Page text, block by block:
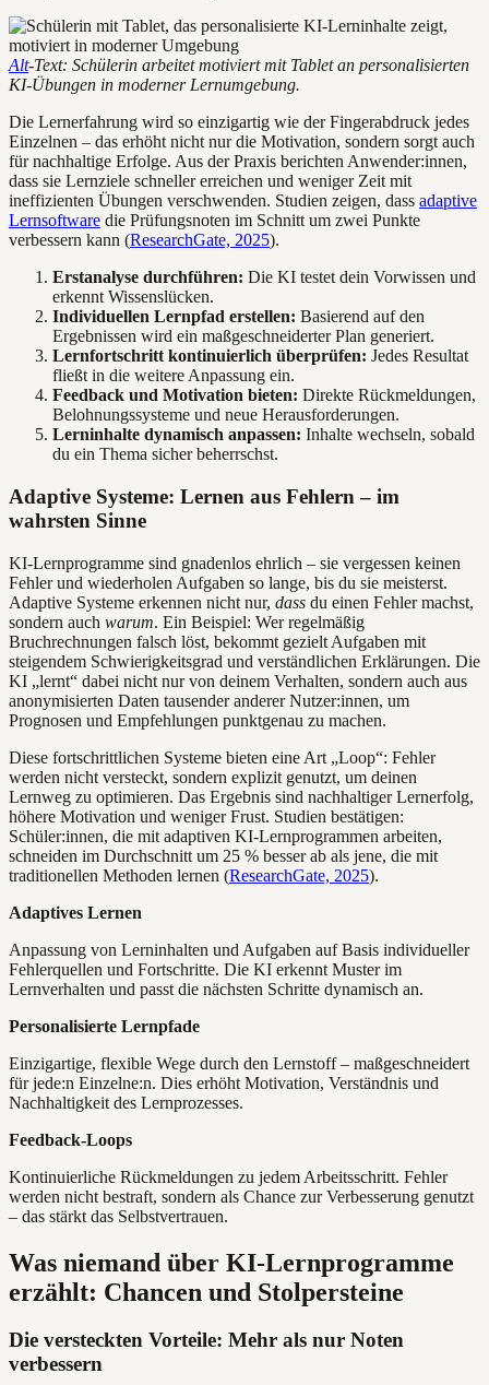
Alt-Text: Schülerin arbeitet motiviert mit Tablet an personalisierten
KI-Übungen in moderner Lernumgebung.
Die Lernerfahrung wird so einzigartig wie der Fingerabdruck jedes
Einzelnen – das erhöht nicht nur die Motivation, sondern sorgt auch
für nachhaltige Erfolge. Aus der Praxis berichten Anwender:innen,
dass sie Lernziele schneller erreichen und weniger Zeit mit
ineffizienten Übungen verschwenden. Studien zeigen, dass adaptive
Lernsoftware die Prüfungsnoten im Schnitt um zwei Punkte
verbessern kann (ResearchGate, 2025).
Erstanalyse durchführen: Die KI testet dein Vorwissen und
erkennt Wissenslücken.
Individuellen Lernpfad erstellen: Basierend auf den
Ergebnissen wird ein maßgeschneiderter Plan generiert.
Lernfortschritt kontinuierlich überprüfen: Jedes Resultat
fließt in die weitere Anpassung ein.
Feedback und Motivation bieten: Direkte Rückmeldungen,
Belohnungssysteme und neue Herausforderungen.
Lerninhalte dynamisch anpassen: Inhalte wechseln, sobald
du ein Thema sicher beherrschst.
Adaptive Systeme: Lernen aus Fehlern – im
wahrsten Sinne
KI-Lernprogramme sind gnadenlos ehrlich – sie vergessen keinen
Fehler und wiederholen Aufgaben so lange, bis du sie meisterst.
Adaptive Systeme erkennen nicht nur, dass du einen Fehler machst,
sondern auch warum. Ein Beispiel: Wer regelmäßig
Bruchrechnungen falsch löst, bekommt gezielt Aufgaben mit
steigendem Schwierigkeitsgrad und verständlichen Erklärungen. Die
KI „lernt“ dabei nicht nur von deinem Verhalten, sondern auch aus
anonymisierten Daten tausender anderer Nutzer:innen, um
Prognosen und Empfehlungen punktgenau zu machen.
Diese fortschrittlichen Systeme bieten eine Art „Loop“: Fehler
werden nicht versteckt, sondern explizit genutzt, um deinen
Lernweg zu optimieren. Das Ergebnis sind nachhaltiger Lernerfolg,
höhere Motivation und weniger Frust. Studien bestätigen:
Schüler:innen, die mit adaptiven KI-Lernprogrammen arbeiten,
schneiden im Durchschnitt um 25 % besser ab als jene, die mit
traditionellen Methoden lernen (ResearchGate, 2025).
Adaptives Lernen
Anpassung von Lerninhalten und Aufgaben auf Basis individueller
Fehlerquellen und Fortschritte. Die KI erkennt Muster im
Lernverhalten und passt die nächsten Schritte dynamisch an.
Personalisierte Lernpfade
Einzigartige, flexible Wege durch den Lernstoff – maßgeschneidert
für jede:n Einzelne:n. Dies erhöht Motivation, Verständnis und
Nachhaltigkeit des Lernprozesses.
Feedback-Loops
Kontinuierliche Rückmeldungen zu jedem Arbeitsschritt. Fehler
werden nicht bestraft, sondern als Chance zur Verbesserung genutzt
– das stärkt das Selbstvertrauen.
Was niemand über KI-Lernprogramme
erzählt: Chancen und Stolpersteine
Die versteckten Vorteile: Mehr als nur Noten
verbessern